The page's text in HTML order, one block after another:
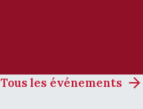
Tous les événements